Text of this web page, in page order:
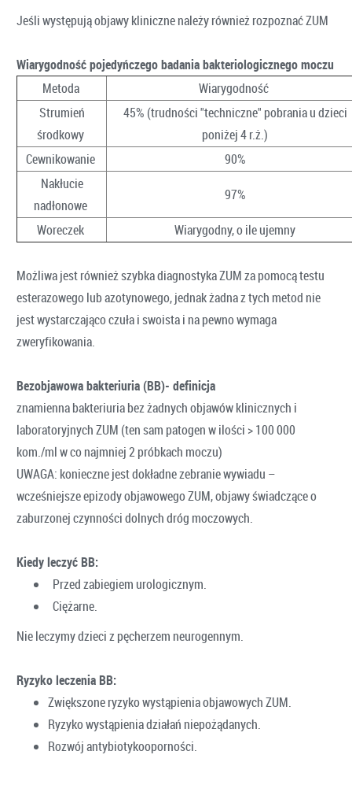
Jeśli występują objawy kliniczne należy również rozpoznać ZUM
Wiarygodność pojedyńczego badania bakteriologicznego moczu
Metoda
Wiarygodność
Strumień
środkowy
45% (trudności "techniczne" pobrania u dzieci
poniżej 4 r.ż.)
Cewnikowanie
90%
Nakłucie
nadłonowe
97%
Woreczek Wiarygodny, o ile ujemny
Możliwa jest również szybka diagnostyka ZUM za pomocą testu
esterazowego lub azotynowego, jednak żadna z tych metod nie
jest wystarczająco czuła i swoista i na pewno wymaga
zweryfikowania.
Bezobjawowa bakteriuria (BB)- definicja
znamienna bakteriuria bez żadnych objawów klinicznych i
laboratoryjnych ZUM (ten sam patogen w ilości > 100 000
kom./ml w co najmniej 2 próbkach moczu)
UWAGA: konieczne jest dokładne zebranie wywiadu –
wcześniejsze epizody objawowego ZUM, objawy świadczące o
zaburzonej czynności dolnych dróg moczowych.
Kiedy leczyć BB:
Przed zabiegiem urologicznym.
Ciężarne.
Nie leczymy dzieci z pęcherzem neurogennym.
Ryzyko leczenia BB:
Zwiększone ryzyko wystąpienia objawowych ZUM.
Ryzyko wystąpienia działań niepożądanych.
Rozwój antybiotykooporności.